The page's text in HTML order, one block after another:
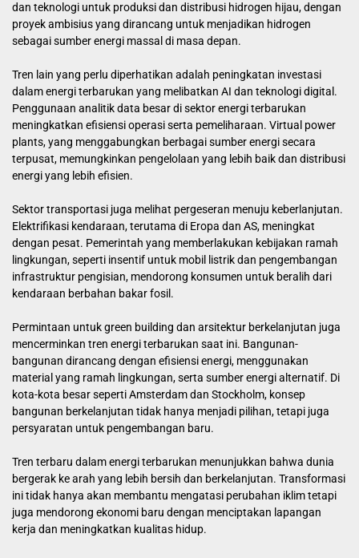
dan teknologi untuk produksi dan distribusi hidrogen hijau, dengan
proyek ambisius yang dirancang untuk menjadikan hidrogen
sebagai sumber energi massal di masa depan.
Tren lain yang perlu diperhatikan adalah peningkatan investasi
dalam energi terbarukan yang melibatkan AI dan teknologi digital.
Penggunaan analitik data besar di sektor energi terbarukan
meningkatkan efisiensi operasi serta pemeliharaan. Virtual power
plants, yang menggabungkan berbagai sumber energi secara
terpusat, memungkinkan pengelolaan yang lebih baik dan distribusi
energi yang lebih efisien.
Sektor transportasi juga melihat pergeseran menuju keberlanjutan.
Elektrifikasi kendaraan, terutama di Eropa dan AS, meningkat
dengan pesat. Pemerintah yang memberlakukan kebijakan ramah
lingkungan, seperti insentif untuk mobil listrik dan pengembangan
infrastruktur pengisian, mendorong konsumen untuk beralih dari
kendaraan berbahan bakar fosil.
Permintaan untuk green building dan arsitektur berkelanjutan juga
mencerminkan tren energi terbarukan saat ini. Bangunan-
bangunan dirancang dengan efisiensi energi, menggunakan
material yang ramah lingkungan, serta sumber energi alternatif. Di
kota-kota besar seperti Amsterdam dan Stockholm, konsep
bangunan berkelanjutan tidak hanya menjadi pilihan, tetapi juga
persyaratan untuk pengembangan baru.
Tren terbaru dalam energi terbarukan menunjukkan bahwa dunia
bergerak ke arah yang lebih bersih dan berkelanjutan. Transformasi
ini tidak hanya akan membantu mengatasi perubahan iklim tetapi
juga mendorong ekonomi baru dengan menciptakan lapangan
kerja dan meningkatkan kualitas hidup.